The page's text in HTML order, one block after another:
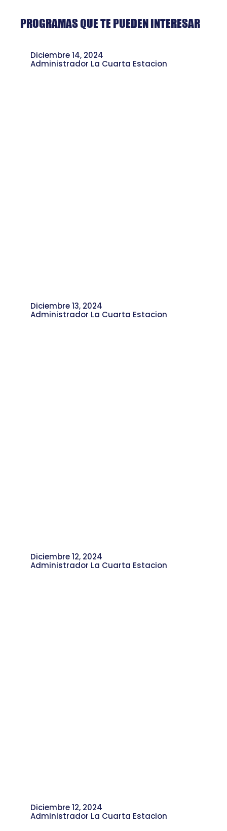
PROGRAMAS QUE TE PUEDEN INTERESAR
Diciembre 14, 2024
Administrador La Cuarta Estacion
Diciembre 13, 2024
Administrador La Cuarta Estacion
Diciembre 12, 2024
Administrador La Cuarta Estacion
Diciembre 12, 2024
Administrador La Cuarta Estacion